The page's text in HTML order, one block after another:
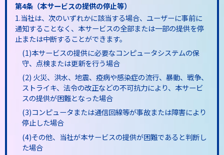
第4条（本サービスの提供の停止等）
1.当社は、次のいずれかに該当する場合、ユーザーに事前に
通知することなく、本サービスの全部または一部の提供を停
止または中断することができます。
(1)本サービスの提供に必要なコンピュータシステムの保
守、点検または更新を行う場合
(2) 火災、洪水、地震、疫病や感染症の流行、暴動、戦争、
ストライキ、法令の改正などの不可抗力により、本サービ
スの提供が困難となった場合
(3)コンピュータまたは通信回線等が事故または障害により
停止した場合
(4)その他、当社が本サービスの提供が困難であると判断し
た場合